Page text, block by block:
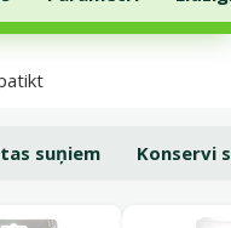
suņiem Konservi